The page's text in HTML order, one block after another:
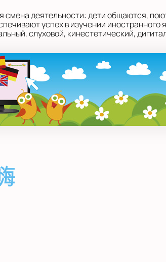
смена деятельности: дети общаются,
успех в изучении иностранного
слуховой, кинестетический,